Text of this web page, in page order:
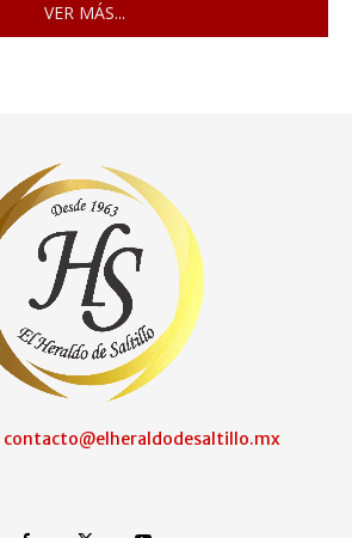
VER MÁS...
contacto@elheraldodesaltillo.mx